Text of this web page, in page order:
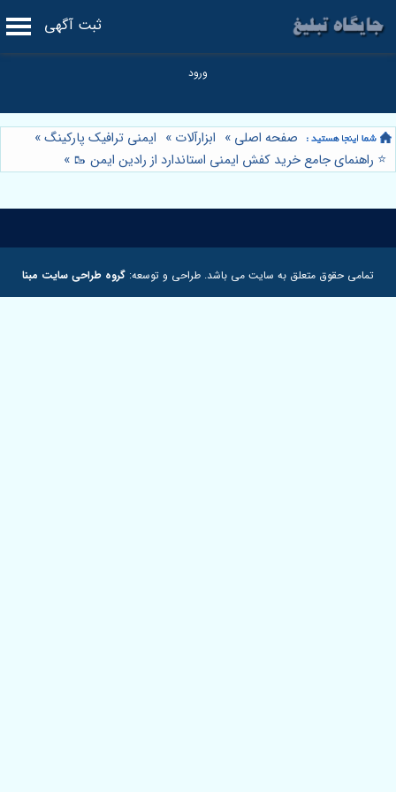
ثبت آگهی
صفحه اصلی » ابزارآلات » ایمنی ترافیک پارکینگ»
⭐️ راهنمای جامع خرید کفش ایمنی استاندارد از رادین ایمن 🥾 »
تمامی حقوق متعلق به سایت می باشد. طراحی و توسعه: گروه طراحی سایت مبنا